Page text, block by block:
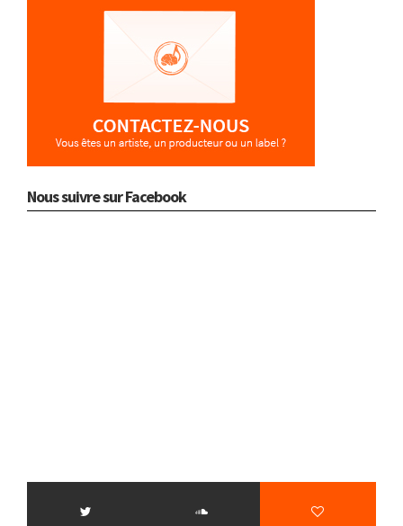
Nous suivre sur Facebook